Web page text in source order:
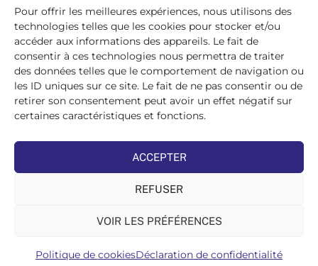
Pour offrir les meilleures expériences, nous utilisons des
technologies telles que les cookies pour stocker et/ou
accéder aux informations des appareils. Le fait de
consentir à ces technologies nous permettra de traiter
des données telles que le comportement de navigation ou
les ID uniques sur ce site. Le fait de ne pas consentir ou de
retirer son consentement peut avoir un effet négatif sur
certaines caractéristiques et fonctions.
ACCEPTER
REFUSER
VOIR LES PRÉFÉRENCES
Politique de cookiesDéclaration de confidentialité
Fédération des Distributeurs
de Matériaux de Construction
215 bis, boulevard Saint-Germain
75007 PARIS
Tél : 01 45 48 28 44
Suivez-nous sur les réseaux sociaux :